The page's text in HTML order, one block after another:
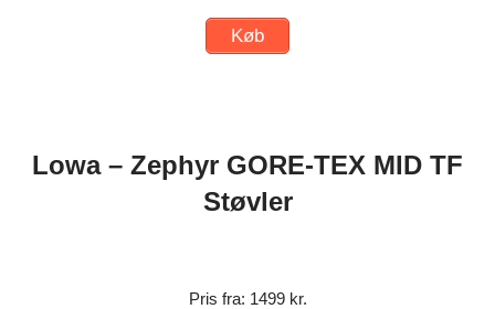
Køb
Lowa – Zephyr GORE-TEX MID TF
Støvler
Pris fra: 1499 kr.